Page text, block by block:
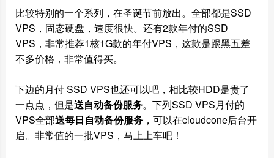
比较特别的一个系列，在圣诞节前放出。全部都是SSD
VPS，固态硬盘，速度很快。还有2款年付的SSD
VPS，非常推荐1核1G款的年付VPS，这款是跟黑五差
不多价格，非常值得买。
下边的月付 SSD VPS也还可以吧，相比较HDD是贵了
一点点，但是送自动备份服务。下列SSD VPS月付的
VPS全部送每日自动备份服务 ，可以在cloudcone后台开
启。非常值的一批VPS，马上上车吧！